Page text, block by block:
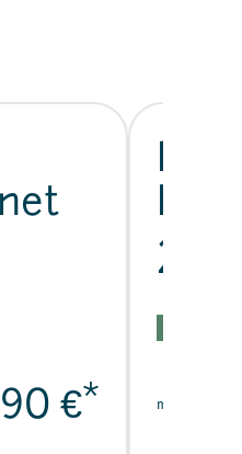
€*
Flex
25
monatlich ab